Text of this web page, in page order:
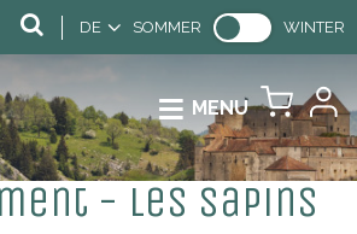
DE SOMMER WINTER
MENU
- Les Sapins